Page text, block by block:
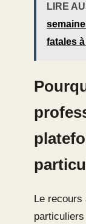
LIRE
fatales
Le recours